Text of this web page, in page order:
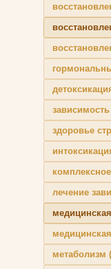
здоровье
лечение
метаболизм